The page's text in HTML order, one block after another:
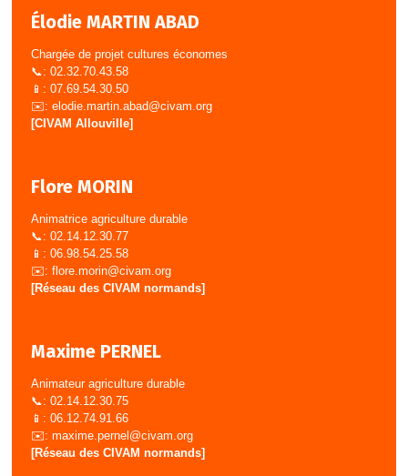
Élodie MARTIN ABAD
Chargée de projet cultures économes
📞: 02.32.70.43.58
📱: 07.69.54.30.50
✉️: elodie.martin.abad@civam.org
[CIVAM Allouville]
Flore MORIN
Animatrice agriculture durable
📞: 02.14.12.30.77
📱: 06.98.54.25.58
✉️: flore.morin@civam.org
[Réseau des CIVAM normands]
Maxime PERNEL
Animateur agriculture durable
📞: 02.14.12.30.75
📱: 06.12.74.91.66
✉️: maxime.pernel@civam.org
[Réseau des CIVAM normands]